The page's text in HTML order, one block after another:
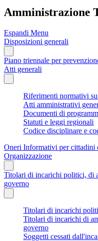
Amministrazione
Espandi Menu
Disposizioni generali
Piano triennale per
Atti generali
Riferimenti normativi
Atti amministrativi
Documenti di
Statuti e leggi regionali
Codice disciplinare e
Oneri Informativi per cittadini
Organizzazione
Titolari di incarichi politici, di
governo
Titolari di incarichi
Titolari di incarichi di
governo
Soggetti cessati